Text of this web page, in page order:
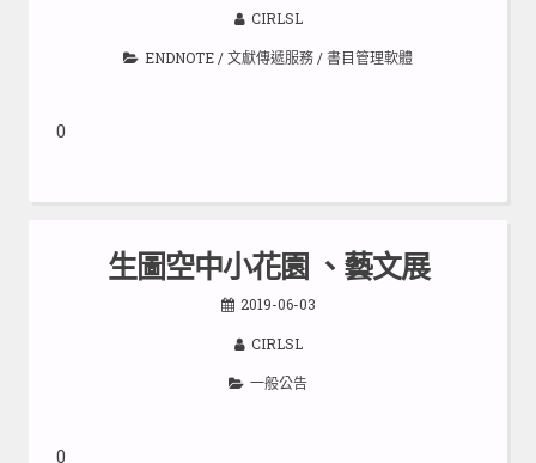
CIRLSL
ENDNOTE /文獻傳遞服務 /書目管理軟體
0
生圖空中小花園 、藝文展
2019-06-03
CIRLSL
一般公告
0